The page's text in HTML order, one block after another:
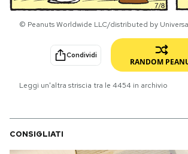
PODCAST
NEWSLETTER
I MIEI PREFERITI
© Peanuts Worldwide LLC/distributed by
Condividi
RANDOM
Leggi un'altra striscia tra le 4454 in archivio
CONSIGLIATI